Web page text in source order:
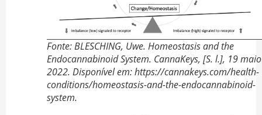
Fonte: BLESCHING, Uwe. Homeostasis and the
Endocannabinoid System. CannaKeys, [S. l.], 19 maio
2022. Disponível em: https://cannakeys.com/health-
conditions/homeostasis-and-the-endocannabinoid-
system.